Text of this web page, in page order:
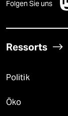
Folgen Sie uns
Ressorts
Politik
Öko